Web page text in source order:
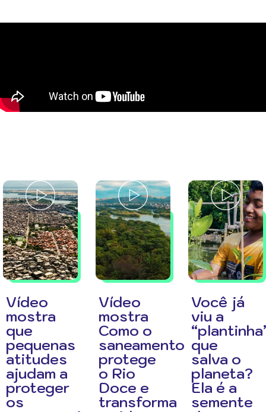
Vídeo
mostra
que
pequenas
atitudes
ajudam a
proteger
os
Vídeo
mostra
Como o
saneamento
protege
o Rio
Doce e
transforma
Você já
viu a
que
salva o
planeta?
Ela é a
semente